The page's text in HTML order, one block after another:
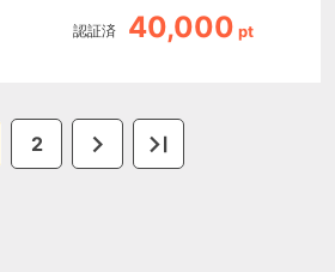
認証済 40,000 pt
2